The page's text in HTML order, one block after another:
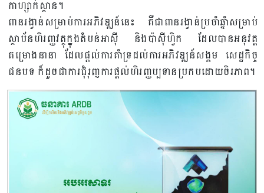
កាហ្សាក់ស្ថាន។
ពានរង្វាន់សម្រាប់ការអភិវឌ្ឍន៍នេះ គឺជាពានរង្វាន់ប្រចាំឆ្នាំសម្រាប់
ស្ថាប័នហិរញ្ញវត្ថុក្នុងតំបន់អាស៊ី និងប៉ាស៊ីហ្វិក ដែលបានអនុវត្ត
គម្រោងនានា ដែលផ្តល់ការគាំទ្រដល់ការអភិវឌ្ឍន៍សង្គម សេដ្ឋកិច្ច
ជនបទ ក៏ដូចជាការជុំរុញការផ្តល់ហិរញ្ញប្បទានប្រកបដោយចិរភាព។